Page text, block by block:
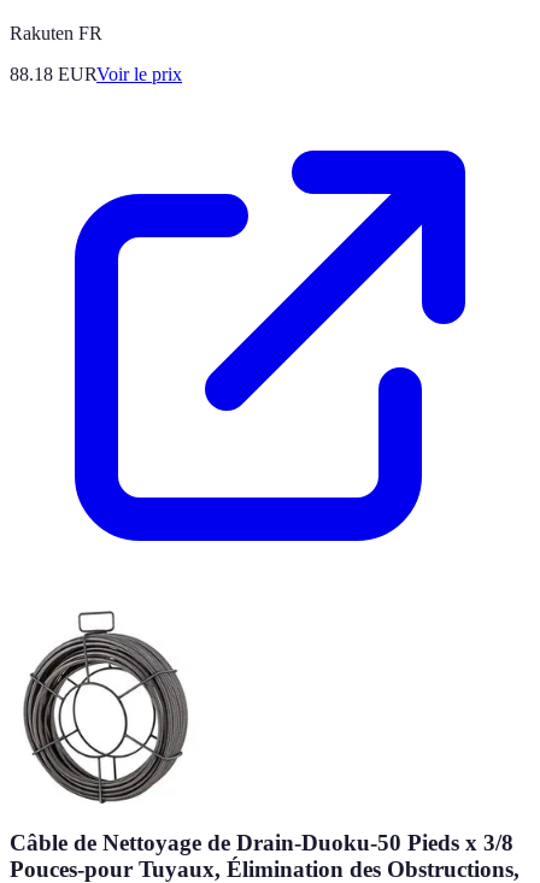
Rakuten FR
88.18 EURVoir le prix
Câble de Nettoyage de Drain-Duoku-50 Pieds x 3/8
Pouces-pour Tuyaux, Élimination des Obstructions,